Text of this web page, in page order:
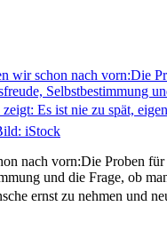
nach vorn:Die Proben
und die Frage, ob
ernst zu nehmen